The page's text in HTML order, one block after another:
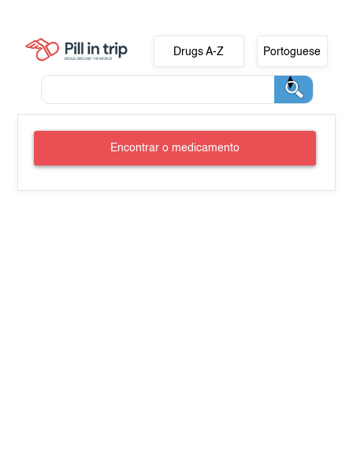
Drugs A-Z Portoguese
Encontrar o medicamento